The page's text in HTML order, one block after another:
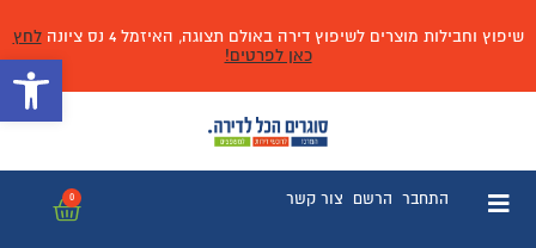
שיפוץ וחבילות מוצרים לשיפוץ דירה באולם תצוגה, האיזמל 4 נס ציונה
לחץ
כאן לפרטים!
התחבר הרשם צור קשר 0